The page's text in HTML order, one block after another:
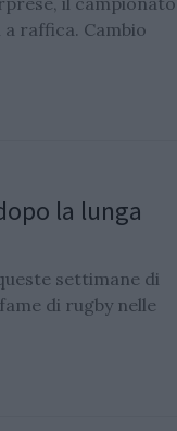
raffica. Cambio
la lunga
settimane di
di rugby nelle